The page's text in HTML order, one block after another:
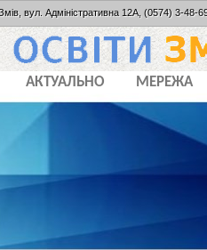
вул. Адміністративна 12А, (0574) 3-48-
АКТУАЛЬНО МЕРЕЖА